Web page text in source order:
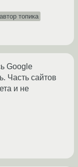
автор топика
Google
Часть сайтов
и не